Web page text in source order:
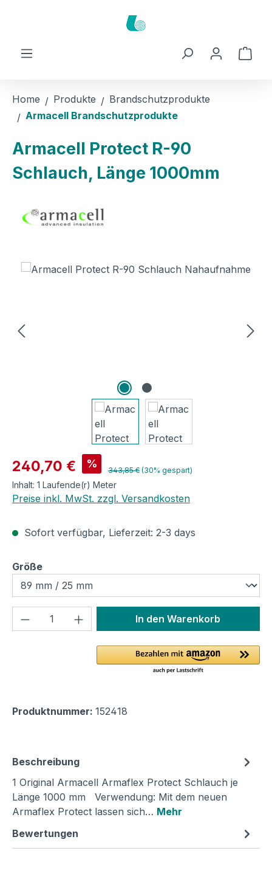
Home Produkte
Brandschutzprodukte
Armacell Brandschutzprodukte
Armacell Protect R-90
Schlauch, Länge 1000mm
Bildergalerie überspringen
Verkaufspreis:
240,70 € % Regulärer Preis:
343,85 € (30% gespart)
Inhalt: 1 Laufende(r) Meter
Preise inkl. MwSt. zzgl. Versandkosten
Sofort verfügbar, Lieferzeit: 2-3 days
Größeauswählen
Produkt Anzahl: Gib denIn den Warenkorb
Produktnummer: 152418
Beschreibung
1 Original Armacell Armaflex Protect Schlauch je
Länge 1000 mm Verwendung: Mit dem neuen
Armaflex Protect lassen sich… Mehr
Bewertungen